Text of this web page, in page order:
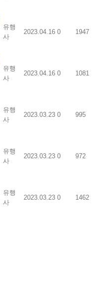
유행
사
2023.04.16 0 1947
유행
사
2023.04.16 0 1081
유행
사
2023.03.23 0 995
유행
사
2023.03.23 0 972
유행
사
2023.03.23 0 1462